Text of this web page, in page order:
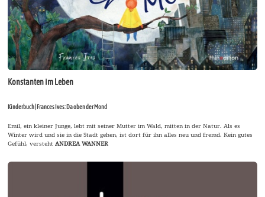
Konstanten im Leben
Kinderbuch | Frances Ives: Da oben der Mond
Emil, ein kleiner Junge, lebt mit seiner Mutter im Wald, mitten in der Natur. Als es
Winter wird und sie in die Stadt gehen, ist dort für ihn alles neu und fremd. Kein gutes
Gefühl, verstehtANDREA WANNER